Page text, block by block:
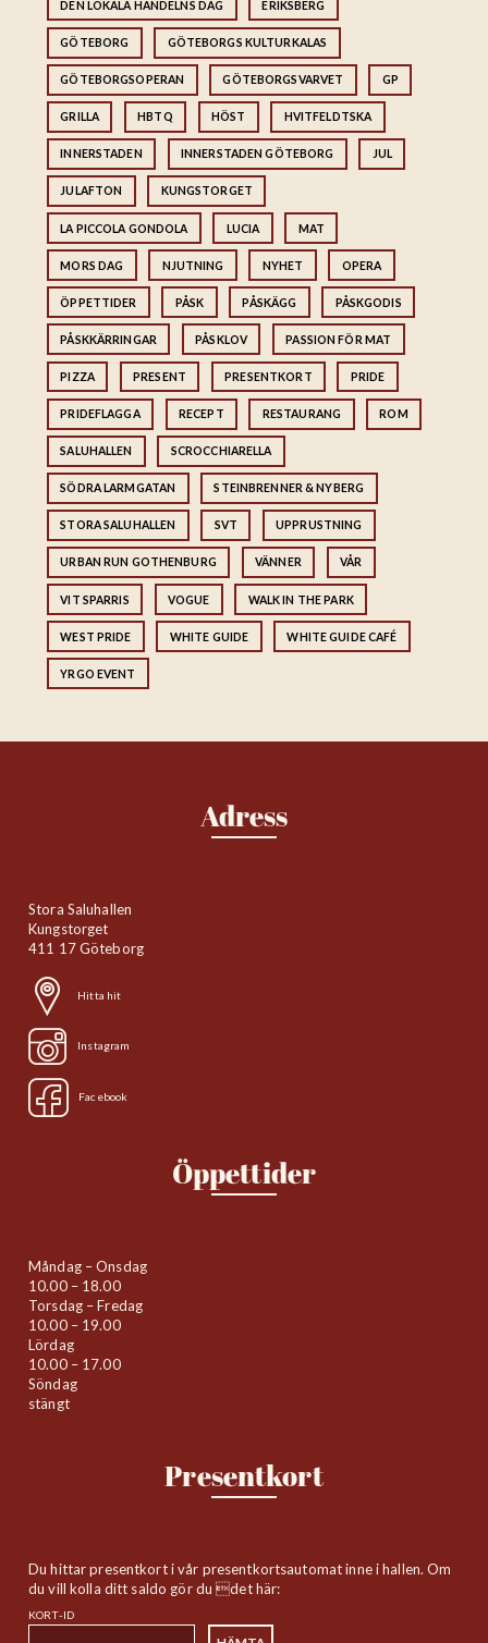
DEN LOKALA HANDELNS DAG ERIKSBERG
GÖTEBORG GÖTEBORGS KULTURKALAS
GÖTEBORGSOPERAN GÖTEBORGSVARVET GP
GRILLA HBTQ HÖST HVITFELDTSKA
INNERSTADEN INNERSTADEN GÖTEBORG JUL
JULAFTON KUNGSTORGET
LA PICCOLA GONDOLA LUCIA MAT
MORS DAG NJUTNING NYHET OPERA
ÖPPETTIDER PÅSK PÅSKÄGG PÅSKGODIS
PÅSKKÄRRINGAR PÅSKLOV PASSION FÖR MAT
PIZZA PRESENT PRESENTKORT PRIDE
PRIDEFLAGGA RECEPT RESTAURANG ROM
SALUHALLEN SCROCCHIARELLA
SÖDRA LARMGATAN STEINBRENNER & NYBERG
STORA SALUHALLEN SVT UPPRUSTNING
URBAN RUN GOTHENBURG VÄNNER VÅR
VIT SPARRIS VOGUE WALK IN THE PARK
WEST PRIDE WHITE GUIDE WHITE GUIDE CAFÉ
YRGO EVENT
Adress
Stora Saluhallen
Kungstorget
411 17 Göteborg
Hitta hit
Instagram
Facebook
Öppettider
Måndag – Onsdag
10.00 – 18.00
Torsdag – Fredag
10.00 – 19.00
Lördag
10.00 – 17.00
Söndag
stängt
Presentkort
Du hittar presentkort i vår presentkortsautomat inne i hallen. Om
du vill kolla ditt saldo gör du det här:
KORT-ID